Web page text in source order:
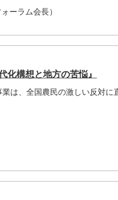
ーラム会長）
構想と地方の苦悩』
は、全国農民の激しい反対に